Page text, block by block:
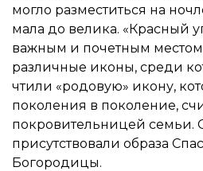
могло разместиться на
мала до велика. «Красный
важным и почетным
различные иконы, среди
чтили «родовую» икону,
поколения в поколение,
покровительницей семьи.
присутствовали образа
Богородицы.